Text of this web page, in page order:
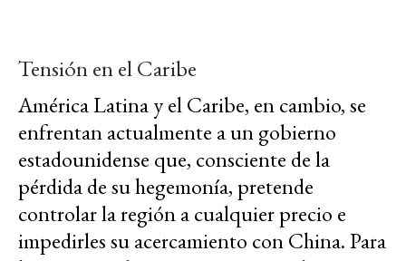
Tensión en el Caribe
América Latina y el Caribe, en cambio, se
enfrentan actualmente a un gobierno
estadounidense que, consciente de la
pérdida de su hegemonía, pretende
controlar la región a cualquier precio e
impedirles su acercamiento con China. Para